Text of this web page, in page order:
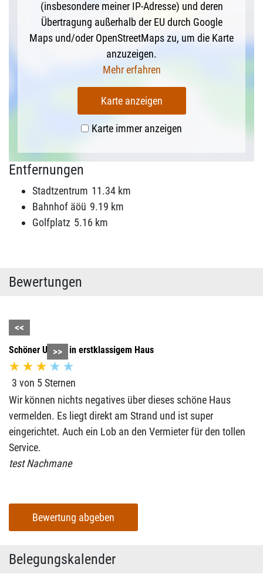
(insbesondere meiner IP-Adresse) und deren
Übertragung außerhalb der EU durch Google
Maps und/oder OpenStreetMaps zu, um die Karte
anzuzeigen.
Mehr erfahren
Karte anzeigen
Karte immer anzeigen
Entfernungen
Stadtzentrum 11.34 km
Bahnhof äöü 9.19 km
Golfplatz 5.16 km
Bewertungen
<<
Schöner Urlaub in erstklassigem Haus
3 von 5 Sternen
Wir können nichts negatives über dieses schöne Haus
vermelden. Es liegt direkt am Strand und ist super
eingerichtet. Auch ein Lob an den Vermieter für den tollen
Service.
test Nachmane
>>
Bewertung abgeben
Belegungskalender